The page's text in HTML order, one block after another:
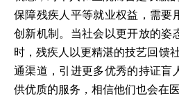
保障残疾人平等就业权益，需要
创新机制。当社会以更开放的姿
时，残疾人以更精湛的技艺回馈
通渠道，引进更多优秀的持证盲
供优质的服务，相信他们也会在